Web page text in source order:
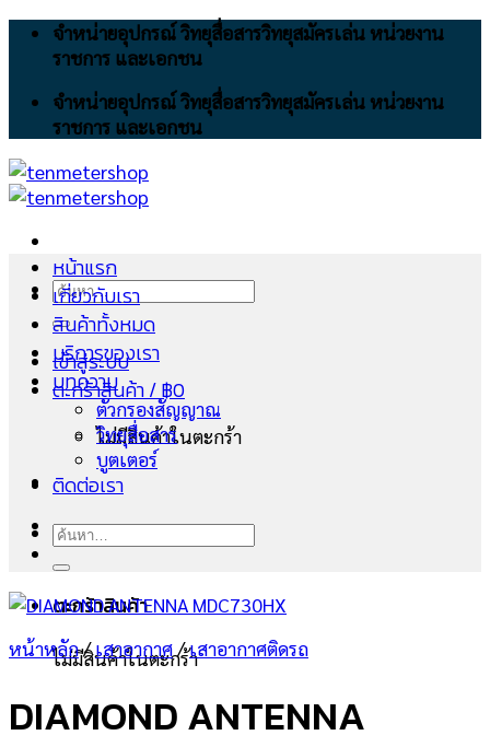
Skip
จำหน่ายอุปกรณ์ วิทยุสื่อสารวิทยุสมัครเล่น หน่วยงาน
ราชการ และเอกชน
จำหน่ายอุปกรณ์ วิทยุสื่อสารวิทยุสมัครเล่น หน่วยงาน
ราชการ และเอกชน
ค้นหา:
เข้าสู่ระบบ
ตะกร้าสินค้า /฿0
ไม่มีสินค้าในตะกร้า
ตะกร้าสินค้า
ไม่มีสินค้าในตะกร้า
หน้าแรก
เกี่ยวกับเรา
สินค้าทั้งหมด
บริการของเรา
บทความ
ตัวกรองสัญญาณ
วิทยุสื่อสาร
บูตเตอร์
ติดต่อเรา
ค้นหา:
หน้าหลัก/ เสาอากาศ/เสาอากาศติดรถ
DIAMOND ANTENNA